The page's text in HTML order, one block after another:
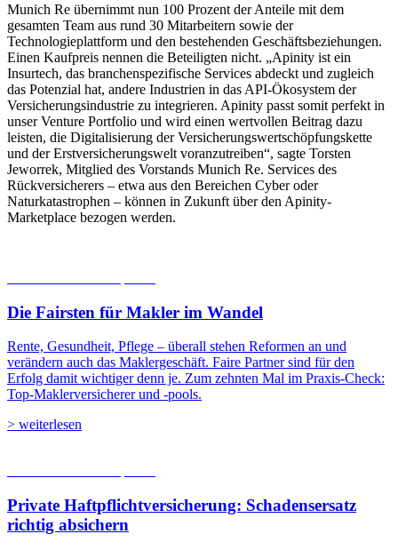
Munich Re übernimmt nun 100 Prozent der Anteile mit dem
gesamten Team aus rund 30 Mitarbeitern sowie der
Technologieplattform und den bestehenden Geschäftsbeziehungen.
Einen Kaufpreis nennen die Beteiligten nicht. „Apinity ist ein
Insurtech, das branchenspezifische Services abdeckt und zugleich
das Potenzial hat, andere Industrien in das API-Ökosystem der
Versicherungsindustrie zu integrieren. Apinity passt somit perfekt in
unser Venture Portfolio und wird einen wertvollen Beitrag dazu
leisten, die Digitalisierung der Versicherungswertschöpfungskette
und der Erstversicherungswelt voranzutreiben“, sagte Torsten
Jeworrek, Mitglied des Vorstands Munich Re. Services des
Rückversicherers – etwa aus den Bereichen Cyber oder
Naturkatastrophen – können in Zukunft über den Apinity-
Marketplace bezogen werden.
Die Fairsten für Makler im Wandel
Rente, Gesundheit, Pflege – überall stehen Reformen an und
verändern auch das Maklergeschäft. Faire Partner sind für den
Erfolg damit wichtiger denn je. Zum zehnten Mal im Praxis-Check:
Top-Maklerversicherer und -pools.
> weiterlesen
Private Haftpflicht­versicherung: Schadensersatz
richtig absichern